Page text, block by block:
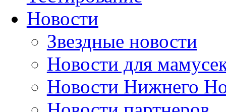
Новости
Звездные новости
Новости для
Новости Нижнего